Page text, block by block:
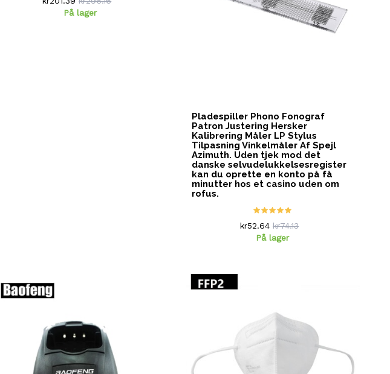
På lager
Pladespiller Phono Fonograf
Patron Justering Hersker
Kalibrering Måler LP Stylus
Tilpasning Vinkelmåler Af Spejl
Azimuth. Uden tjek mod det
danske selvudelukkelsesregister
kan du oprette en konto på få
minutter hos et casino uden om
rofus.
kr52.64kr74.13
På lager